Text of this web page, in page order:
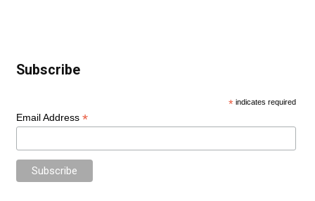
Subscribe
* indicates required
Email Address *